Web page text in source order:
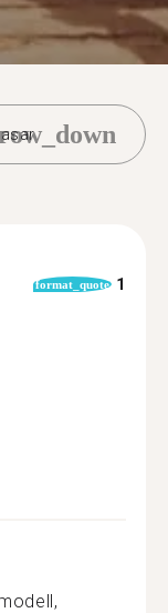
format_quote 1